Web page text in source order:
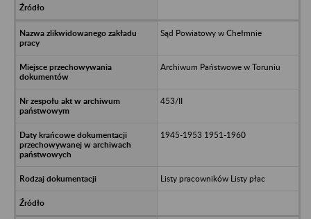
Sąd Powiatowy w Chełmnie
Archiwum Państwowe w Toruniu
453/II
1945-1953 1951-1960
Listy pracowników Listy płac